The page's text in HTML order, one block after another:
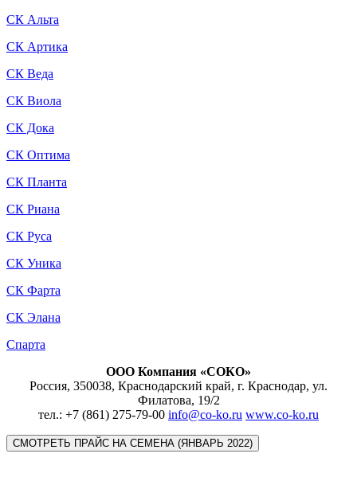
СК Альта
СК Артика
СК Веда
СК Виола
СК Дока
СК Оптима
СК Планта
СК Риана
СК Руса
СК Уника
СК Фарта
СК Элана
Спарта
ООО Компания «СОКО»
Россия, 350038, Краснодарский край, г. Краснодар, ул.
Филатова, 19/2
тел.: +7 (861) 275-79-00 info@co-ko.ru www.co-ko.ru
СМОТРЕТЬ ПРАЙС НА СЕМЕНА (ЯНВАРЬ 2022)